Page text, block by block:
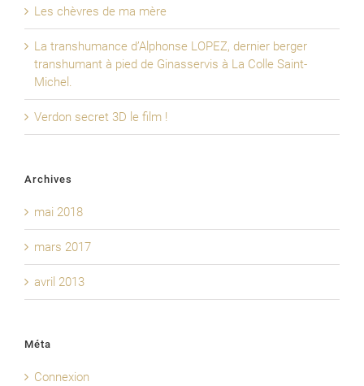
Les chèvres de ma mère
La transhumance d’Alphonse LOPEZ, dernier berger
transhumant à pied de Ginasservis à La Colle Saint-
Michel.
Verdon secret 3D le film !
Archives
mai 2018
mars 2017
avril 2013
Méta
Connexion